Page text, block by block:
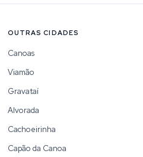
OUTRAS CIDADES
Canoas
Viamão
Gravataí
Alvorada
Cachoeirinha
Capão da Canoa